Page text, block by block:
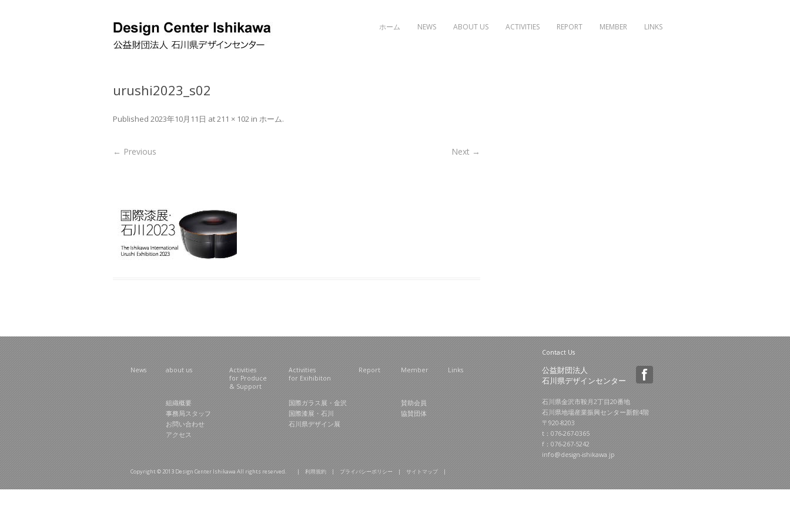
ホーム NEWS ABOUT US ACTIVITIES REPORT MEMBER LINKS
urushi2023_s02
Published 2023年10月11日 at211 × 102 in ホーム.
← Previous Next →
News about us
Activities
for Produce
& Support
Activities
for Exihibiton
Report Member Links
組織概要
事務局スタッフ
お問い合わせ
アクセス
国際ガラス展・金沢
国際漆展・石川
石川県デザイン展
賛助会員
協賛団体
Copyright © 2013 Design Center Ishikawa All rights reserved. |利用規約|プライバシーポリシー|サイトマップ|
Contact Us
公益財団法人
石川県デザインセンター
石川県金沢市鞍月2丁目20番地
石川県地場産業振興センター新館4階
〒920-8203
t：076-267-0365
f：076-267-5242
info@design-ishikawa.jp